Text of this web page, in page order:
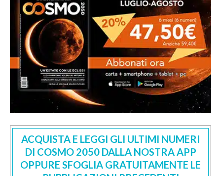
ACQUISTA E LEGGI GLI ULTIMI NUMERI
DI COSMO 2050 DALLA NOSTRA APP
OPPURE SFOGLIA GRATUITAMENTE LE